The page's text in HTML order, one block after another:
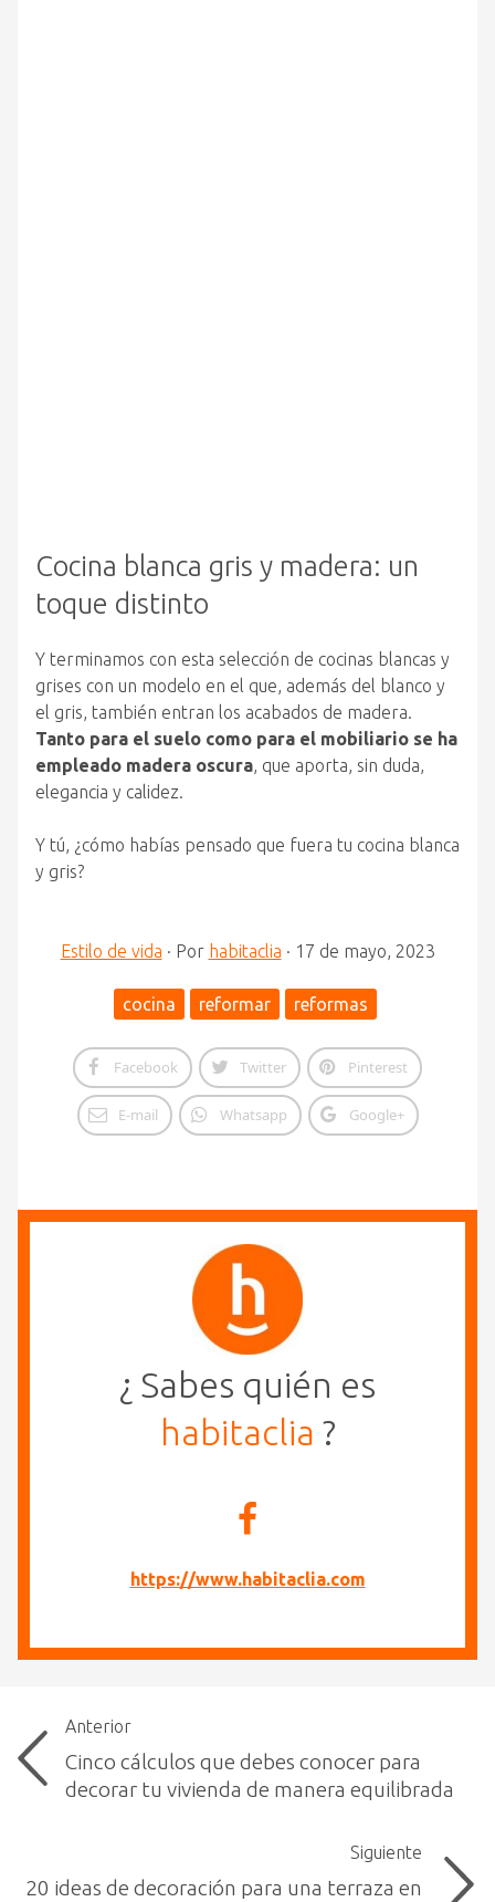
Cocina blanca gris y madera: un
toque distinto
Y terminamos con esta selección de cocinas blancas y
grises con un modelo en el que, además del blanco y
el gris, también entran los acabados de madera.
Tanto para el suelo como para el mobiliario se ha
empleado madera oscura, que aporta, sin duda,
elegancia y calidez.
Y tú, ¿cómo habías pensado que fuera tu cocina blanca
y gris?
Estilo de vida · Por habitaclia · 17 de mayo, 2023
cocina reformar reformas
Facebook Twitter Pinterest
E-mail Whatsapp Google+
¿ Sabes quién es
habitaclia ?
https://www.habitaclia.com
Anterior
Cinco cálculos que debes conocer para
decorar tu vivienda de manera equilibrada
Siguiente
20 ideas de decoración para una terraza en